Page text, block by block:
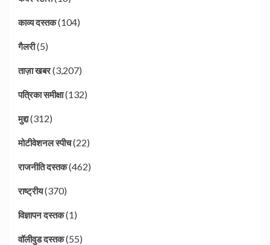
काव्य दस्तक(104)
गैलरी(5)
ताज़ा खबर(3,207)
पत्रिका समीक्षा(132)
मुद्दा(312)
मोटीवेशनल स्पीच(22)
राजनीति दस्तक(462)
राष्ट्रीय(370)
विज्ञापन दस्तक(1)
वॉलीवुड दस्तक(55)